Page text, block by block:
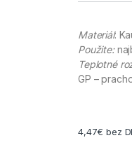
Materiál:
Použite:
Teplotné
GP –
4,47€ bez